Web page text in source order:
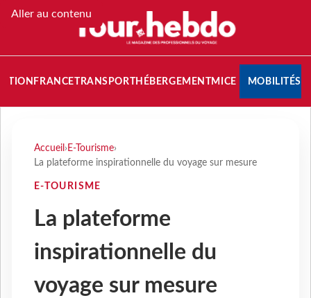
Aller au contenu
FRANCETRANSPORT HÉBERGEMENTMICE MOBILITÉS
Accueil › E-Tourisme›
La plateforme inspirationnelle du voyage sur mesure
E-TOURISME
La plateforme
inspirationnelle du
voyage sur mesure